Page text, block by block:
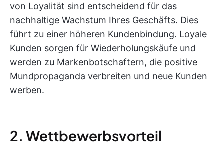
von Loyalität sind entscheidend für das
nachhaltige Wachstum Ihres Geschäfts. Dies
führt zu einer höheren Kundenbindung. Loyale
Kunden sorgen für Wiederholungskäufe und
werden zu Markenbotschaftern, die positive
Mundpropaganda verbreiten und neue Kunden
werben.
2. Wettbewerbsvorteil